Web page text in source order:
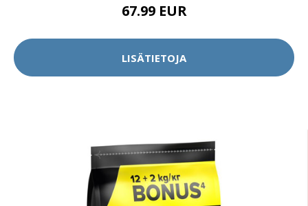
67.99 EUR
LISÄTIETOJA